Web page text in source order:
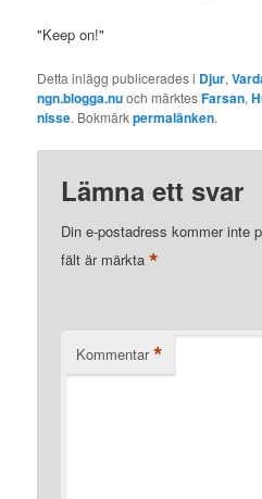
"Keep on!"
Detta inlägg publicerades i Djur,
ngn.blogga.nuoch märktesFarsan,
nisse. Bokmärkpermalänken.
Lämna ett svar
Din e-postadress kommer inte
fält är märkta*
Kommentar *